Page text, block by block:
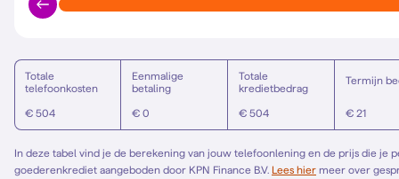
Totale
telefoonkosten
€ 504
Eenmalige
betaling
€ 0
Totale
kredietbedrag
€ 504
Termijn
€ 21
In deze tabel vind je de berekening van jouw telefoonlening en de prijs die je
goederenkrediet aangeboden door KPN Finance B.V. Lees hier